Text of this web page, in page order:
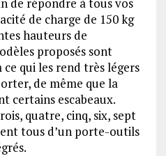
de charge de 150 kg
hauteurs de
proposés sont
qui les rend très légers
de même que la
certains escabeaux.
quatre, cinq, six, sept
tous d’un porte-outils